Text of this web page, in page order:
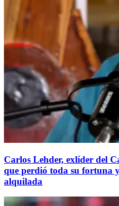
Carlos Lehder, exlíder del
que perdió toda su fortuna
alquilada